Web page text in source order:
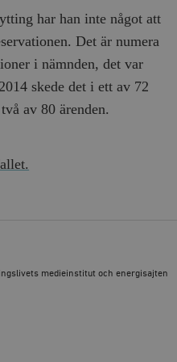
har han inte något att
Det är numera
i nämnden, det var
skede det i ett av 72
av 80 ärenden.
medieinstitut och energisajten
Inc.
Automattic